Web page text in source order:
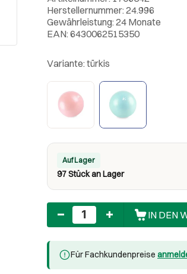
Herstellernummer: 24.996
Gewährleistung: 24 Monate
EAN: 6430062515350
Variante: türkis
Auf Lager
97 Stück an Lager
Anzahl
IN DEN
Für Fachkundenpreise